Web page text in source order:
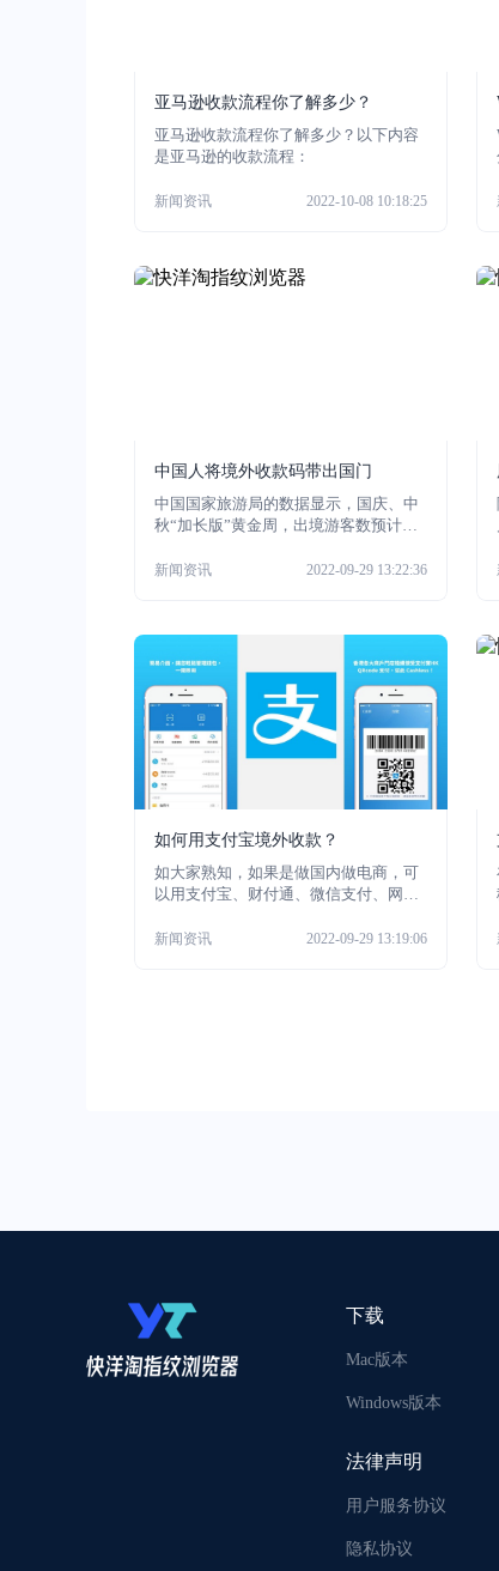
亚马逊收款流程你了解多少？
亚马逊收款流程你了解多少？以下内容
是亚马逊的收款流程：
新闻资讯 2022-10-08 10:18:25
中国人将境外收款码带出国门
中国国家旅游局的数据显示，国庆、中
秋“加长版”黄金周，出境游客数预计超
出发，到达全球88个国家和地区、1155
出境游目的地产生的影响也引发国际关
款码想要扫码支付。
新闻资讯 2022-09-29 13:22:36
如何用支付宝境外收款？
如大家熟知，如果是做国内做电商，可
以用支付宝、财付通、微信支付、网银
到账时间很快。但如果做跨境电商，涉
新闻资讯 2022-09-29 13:19:06
下载
Mac版本
Windows版本
法律声明
用户服务协议
隐私协议